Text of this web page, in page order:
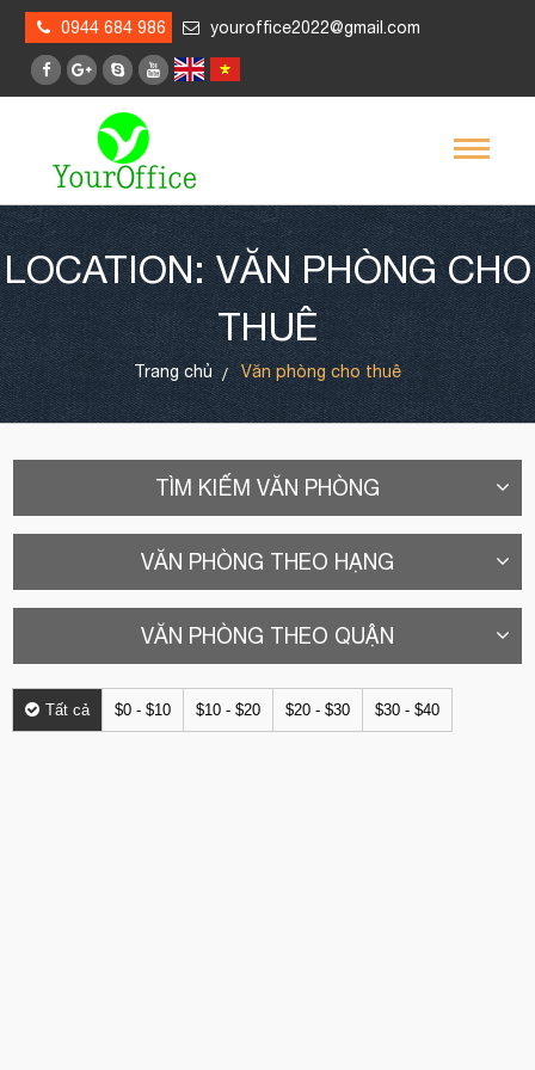
0944 684 986 youroffice2022@gmail.com
LOCATION: VĂN PHÒNG CHO
THUÊ
Trang chủ Văn phòng cho thuê
TÌM KIẾM VĂN PHÒNG
VĂN PHÒNG THEO HẠNG
VĂN PHÒNG THEO QUẬN
Tất cả $0 - $10 $10 - $20 $20 - $30 $30 - $40